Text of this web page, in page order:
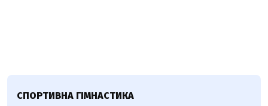
СПОРТИВНА ГІМНАСТИКА